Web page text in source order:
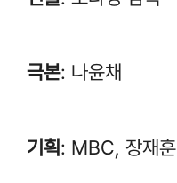
극본: 나윤채
기획: MBC, 장재훈